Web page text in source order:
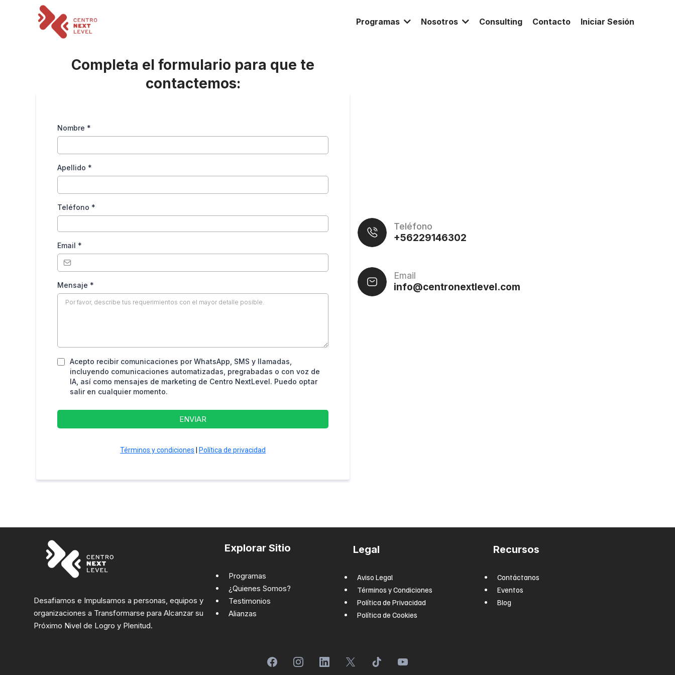
Programas Nosotros Consulting Contacto Iniciar Sesión
Completa el formulario para que te
contactemos:
Nombre *
Apellido *
Teléfono *
Email *
Mensaje *
Acepto recibir comunicaciones por WhatsApp, SMS y llamadas,
incluyendo comunicaciones automatizadas, pregrabadas o con voz de
IA, así como mensajes de marketing de Centro NextLevel. Puedo optar
salir en cualquier momento.
ENVIAR
Términos y condiciones |Política de privacidad
Teléfono
+56229146302
Email
info@centronextlevel.com
Desafiamos e Impulsamos a personas, equipos y
organizaciones a Transformarse para Alcanzar su
Próximo Nivel de Logro y Plenitud.
Explorar Sitio
Programas
¿Quienes Somos?
Testimonios
Alianzas
Legal
Aviso Legal
Términos y Condiciones
Política de Privacidad
Política de Cookies
Recursos
Contáctanos
Eventos
Blog